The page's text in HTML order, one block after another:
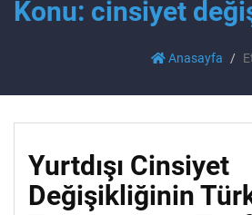
Konu: cinsiyet
Anasayfa
Yurtdışı Cinsiyet
Değişikliğinin